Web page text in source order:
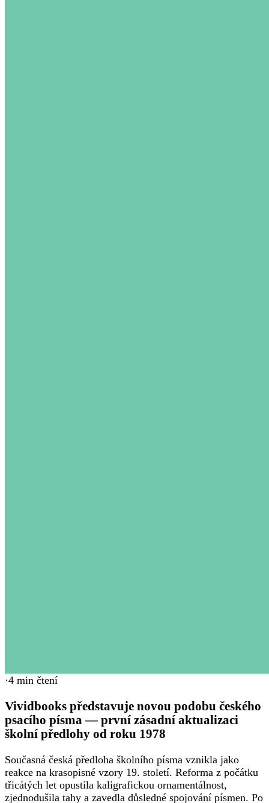
·4 min čtení
Vividbooks představuje novou podobu českého
psacího písma — první zásadní aktualizaci
školní předlohy od roku 1978
Současná česká předloha školního písma vznikla jako
reakce na krasopisné vzory 19. století. Reforma z počátku
třicátých let opustila kaligrafickou ornamentálnost,
zjednodušila tahy a zavedla důsledné spojování písmen. Po